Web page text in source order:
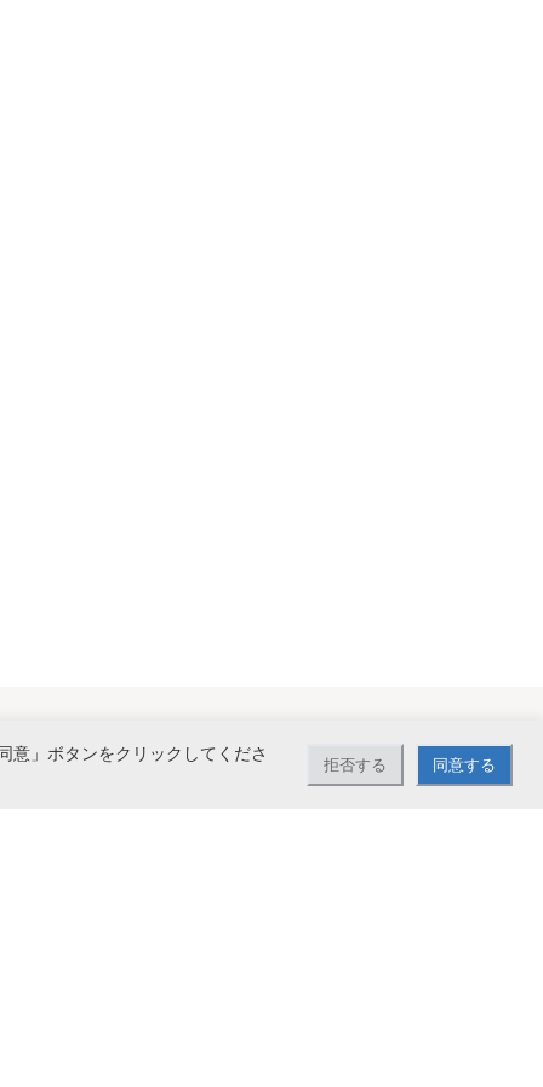
意」ボタンをクリックしてくださ
拒否する 同意する